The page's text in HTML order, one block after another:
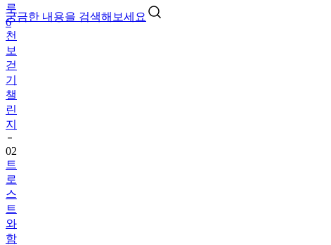
궁금한 내용을 검색해보세요
루
6
천
보
걷
기
챌
린
지
02
트
로
스
트
와
함